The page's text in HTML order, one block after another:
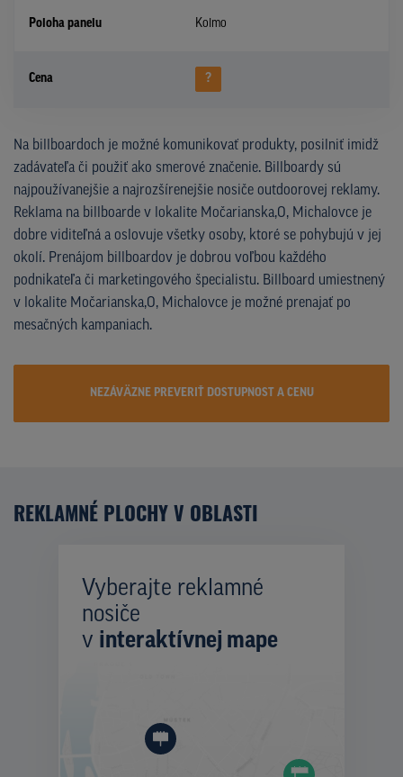
Poloha panelu Kolmo
Cena ?
Na billboardoch je možné komunikovať produkty, posilniť imidž
zadávateľa či použiť ako smerové značenie. Billboardy sú
najpoužívanejšie a najrozšírenejšie nosiče outdoorovej reklamy.
Reklama na billboarde v lokalite Močarianska,O, Michalovce je
dobre viditeľná a oslovuje všetky osoby, ktoré se pohybujú v jej
okolí. Prenájom billboardov je dobrou voľbou každého
podnikateľa či marketingového špecialistu. Billboard umiestnený
v lokalite Močarianska,O, Michalovce je možné prenajať po
mesačných kampaniach.
NEZÁVÄZNE PREVERIŤ DOSTUPNOST A CENU
REKLAMNÉ PLOCHY V OBLASTI
Vyberajte reklamné
nosiče
v interaktívnej mape